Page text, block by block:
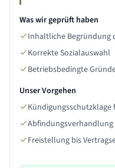
Was wir geprüft haben
Inhaltliche Begründung
Korrekte Sozialauswahl
Betriebsbedingte
Unser Vorgehen
Freistellung bis